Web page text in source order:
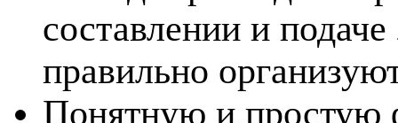
составлении и
правильно
Понятную и простую